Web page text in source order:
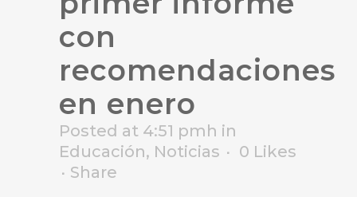
con
recomendaciones
en enero
Posted at 4:51 pmh in
Educación, Noticias 0 Likes
Share